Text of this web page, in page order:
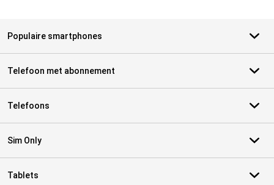
Populaire smartphones
Telefoon met abonnement
Telefoons
Sim Only
Tablets